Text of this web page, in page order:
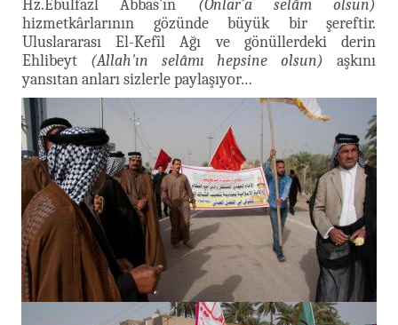
Hz.Ebulfazl Abbas’ın (Onlar’a selâm olsun)
hizmetkârlarının gözünde büyük bir şereftir.
Uluslararası El-Kefîl Ağı ve gönüllerdeki derin
Ehlibeyt (Allah'ın selâmı hepsine olsun) aşkını
yansıtan anları sizlerle paylaşıyor…